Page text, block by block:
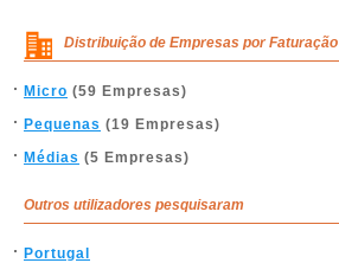
Distribuição de Empresas por Faturação
Micro (59 Empresas)
Pequenas (19 Empresas)
Médias (5 Empresas)
Outros utilizadores pesquisaram
Portugal